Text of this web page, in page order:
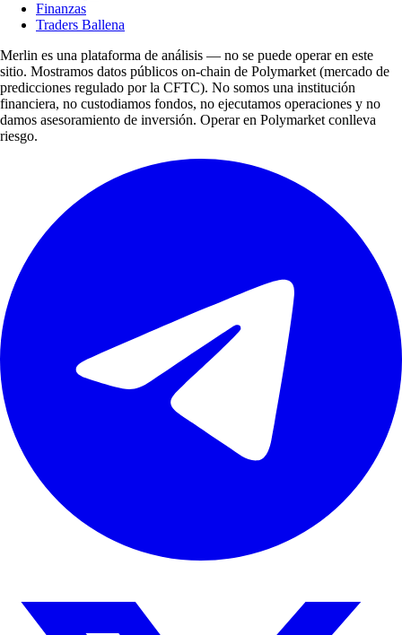
Finanzas
Traders Ballena
Merlin es una plataforma de análisis — no se puede operar en este
sitio. Mostramos datos públicos on-chain de Polymarket (mercado de
predicciones regulado por la CFTC). No somos una institución
financiera, no custodiamos fondos, no ejecutamos operaciones y no
damos asesoramiento de inversión. Operar en Polymarket conlleva
riesgo.